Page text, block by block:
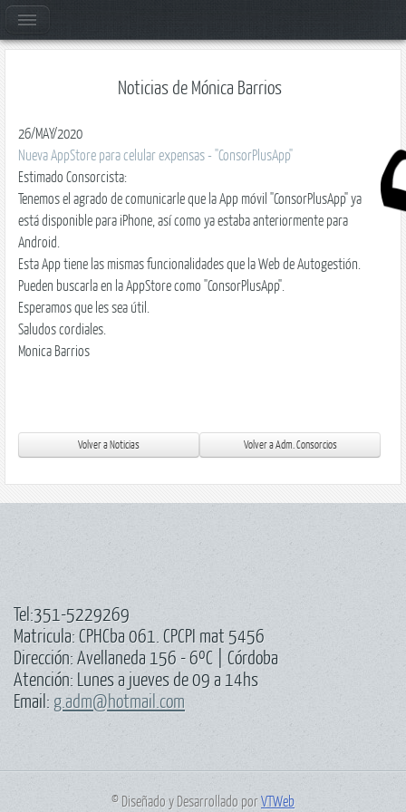
Noticias de Mónica Barrios
26/MAY/2020
Nueva AppStore para celular expensas - "ConsorPlusApp"
Estimado Consorcista:
Tenemos el agrado de comunicarle que la App móvil "ConsorPlusApp" ya
está disponible para iPhone, así como ya estaba anteriormente para
Android.
Esta App tiene las mismas funcionalidades que la Web de Autogestión.
Pueden buscarla en la AppStore como "ConsorPlusApp".
Esperamos que les sea útil.
Saludos cordiales.
Monica Barrios
Tel:351-5229269
Matricula: CPHCba 061. CPCPI mat 5456
Dirección: Avellaneda 156 - 6ºC | Córdoba
Atención: Lunes a jueves de 09 a 14hs
Email: g.adm@hotmail.com
© Diseñado y Desarrollado porVTWeb